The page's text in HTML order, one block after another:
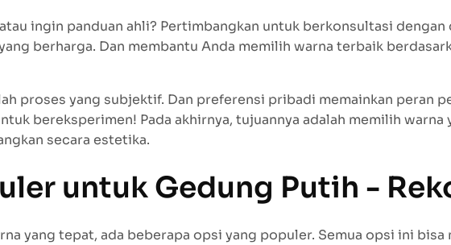
ingin panduan ahli? Pertimbangkan untuk berkonsultasi
berharga. Dan membantu Anda memilih warna terbaik
proses yang subjektif. Dan preferensi pribadi memainkan peran
bereksperimen! Pada akhirnya, tujuannya adalah memilih
secara estetika.
untuk Gedung Putih -
yang tepat, ada beberapa opsi yang populer. Semua opsi ini